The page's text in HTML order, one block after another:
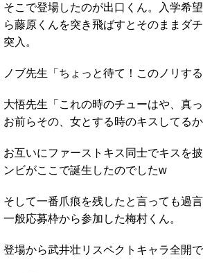
そこで登場したのが出口くん。入学希
ら藤原くんを突き飛ばすとそのままダ
突入。
ノブ先生「ちょっと待て！このノリす
大悟先生「これの時のチューはや、真
お前らその、女とする時のキスしてるか
お互いにファーストキス同士でキスを
ンビがここで誕生したのでしたw
そして一番爪痕を残したと言っても過
一般応募枠から参加した梅村くん。
登場から武井壮リスペクトキャラ全開で